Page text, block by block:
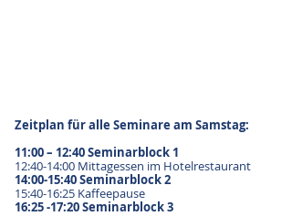
Zeitplan für alle Seminare am Samstag:
11:00 – 12:40 Seminarblock 1
12:40-14:00 Mittagessen im Hotelrestaurant
14:00-15:40 Seminarblock 2
15:40-16:25 Kaffeepause
16:25 -17:20 Seminarblock 3